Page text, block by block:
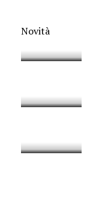
Novità